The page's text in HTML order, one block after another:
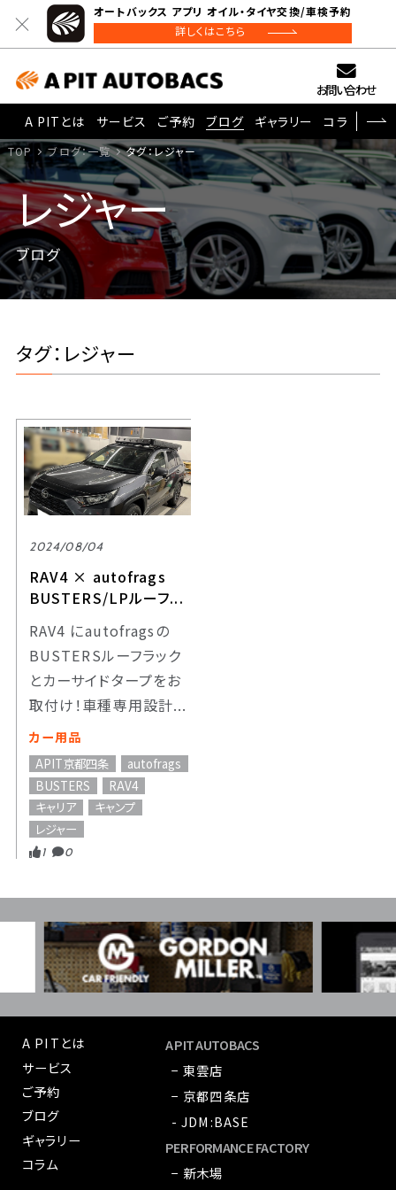
オートバックス アプリ オイル・タイヤ交換/車検予約
詳しくはこちら
お問い合わせ
A PITとは
サービス ご予約 ブログ ギャラリー コラム
TOP ブログ：一覧 タグ：レジャー
レジャー
ブログ
タグ：レジャー
2024/08/04
RAV4 × autofrags
BUSTERS/LPルーフ...
RAV4 にautofragsの
BUSTERSルーフラック
とカーサイドタープをお
取付け！車種専用設計...
カー用品
APIT京都四条
autofrags
BUSTERS
RAV4
キャリア
キャンプ
レジャー
1 0
A PITとは
サービス
ご予約
ブログ
ギャラリー
コラム
A PIT AUTOBACS
− 東雲店
− 京都四条店
- JDM:BASE
PERFORMANCE FACTORY
− 新木場